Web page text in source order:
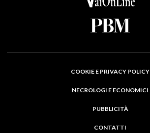
COOKIE E PRIVACY POLICY
NECROLOGI E ECONOMICI
PUBBLICITÀ
CONTATTI